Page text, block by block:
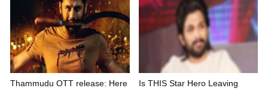
Thammudu OTT release: Here
Is THIS Star Hero Leaving